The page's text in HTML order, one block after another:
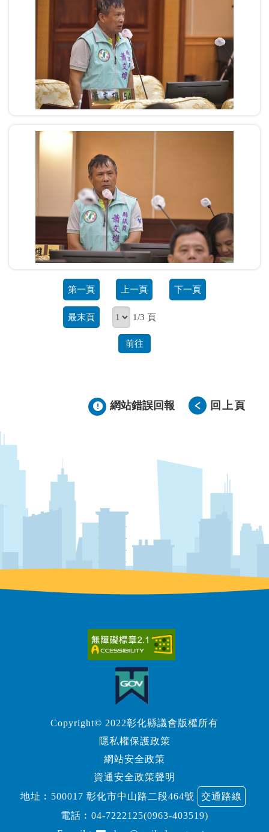
第一頁 上一頁 下一頁
最末頁 1/3 頁
前往
網站錯誤回報 回上頁
Copyright© 2022彰化縣議會版權所有
隱私權保護政策
網站安全政策
資通安全政策聲明
地址︰500017 彰化市中山路二段464號
交通路線
電話︰ 04-7222125(0963-403519)